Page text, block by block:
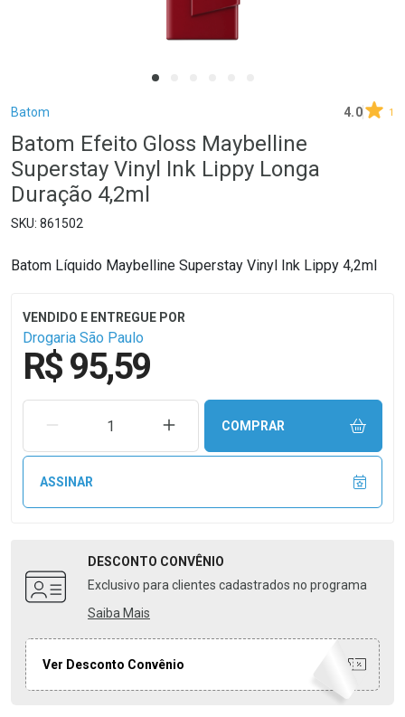
Breadcrumb
Batom 4.0 1
Batom Efeito Gloss Maybelline
Superstay Vinyl Ink Lippy Longa
Duração 4,2ml
861502
Batom Líquido Maybelline Superstay Vinyl Ink Lippy 4,2ml
Drogaria São Paulo
R$ 95,59
REMOVER UMA UNIDADEAUMENTAR UMA UNIDADE
COMPRAR
ASSINAR
DESCONTO CONVÊNIO
Exclusivo para clientes cadastrados no programa
Saiba Mais
Ver Desconto Convênio